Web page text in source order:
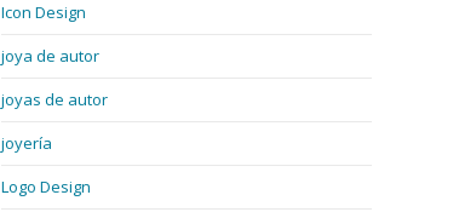
Icon Design
joya de autor
joyas de autor
joyería
Logo Design